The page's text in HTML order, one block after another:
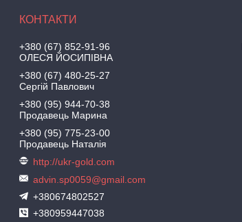
+380 (67) 852-91-96
ОЛЕСЯ ЙОСИПІВНА
+380 (67) 480-25-27
Сергій Павлович
+380 (95) 944-70-38
Продавець Марина
+380 (95) 775-23-00
Продавець Наталія
http://ukr-gold.com
advin.sp0059@gmail.com
+380674802527
+380959447038